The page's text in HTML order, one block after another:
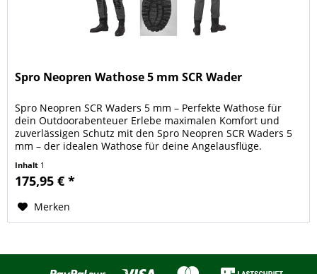
Spro Neopren Wathose 5 mm SCR Wader
Spro Neopren SCR Waders 5 mm – Perfekte Wathose für
dein Outdoorabenteuer Erlebe maximalen Komfort und
zuverlässigen Schutz mit den Spro Neopren SCR Waders 5
mm – der idealen Wathose für deine Angelausflüge.
Inhalt 1
175,95 € *
Merken